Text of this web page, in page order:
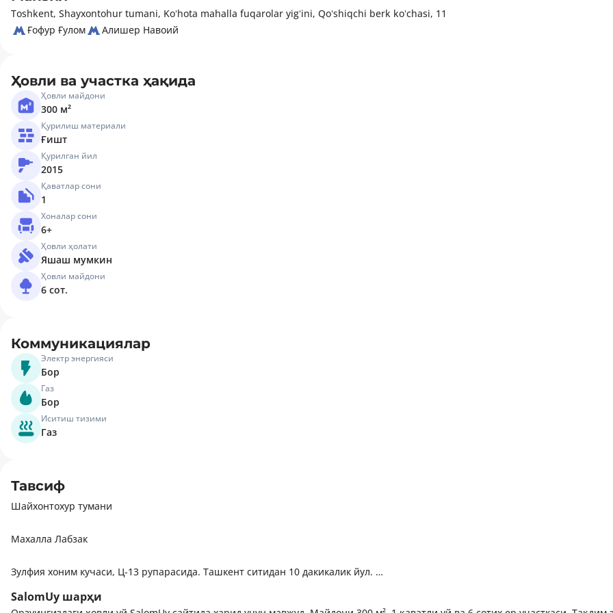
Toshkent, Shayxontohur tumani, Koʻhota mahalla fuqarolar yigʻini, Qoʻshiqchi berk koʻchasi, 11
Ғофур Ғулом
Алишер Навоий
Ҳовли ва участка ҳақида
Ҳовли майдони
300 м²
Қурилиш материали
Ғишт
Қурилган йил
2015
Қаватлар сони
1
Хоналар сони
6+
Ҳовли ҳолати
Яшаш мумкин
Ҳовли майдони
6 сот.
Коммуникациялар
Электр энергияси
Бор
Газ
Бор
Иситиш тизими
Газ
Тавсиф
Шайхонтохур тумани
Махалла Лабзак
Зулфия хоним кучаси, Ц-13 рупарасида. Ташкент ситидан 10 дакикалик йул.
6 Сотихлик ховли
SalomUy шарҳи